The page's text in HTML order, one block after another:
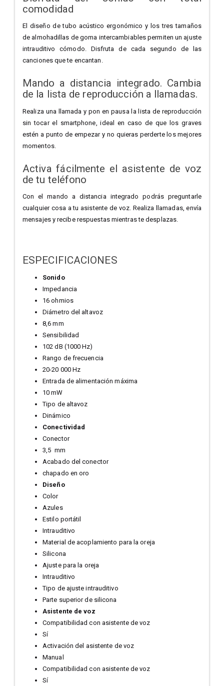
comodidad
El diseño de tubo acústico ergonómico y los tres tamaños
de almohadillas de goma intercambiables permiten un ajuste
intrauditivo cómodo. Disfruta de cada segundo de las
canciones que te encantan.
Mando a distancia integrado. Cambia
de la lista de reproducción a llamadas.
Realiza una llamada y pon en pausa la lista de reproducción
sin tocar el smartphone, ideal en caso de que los graves
estén a punto de empezar y no quieras perderte los mejores
momentos.
Activa fácilmente el asistente de voz
de tu teléfono
Con el mando a distancia integrado podrás preguntarle
cualquier cosa a tu asistente de voz. Realiza llamadas, envía
mensajes y recibe respuestas mientras te desplazas.
ESPECIFICACIONES
Sonido
Impedancia
16 ohmios
Diámetro del altavoz
8,6 mm
Sensibilidad
102 dB (1000 Hz)
Rango de frecuencia
20-20 000 Hz
Entrada de alimentación máxima
10 mW
Tipo de altavoz
Dinámico
Conectividad
Conector
3,5 mm
Acabado del conector
chapado en oro
Diseño
Color
Azules
Estilo portátil
Intrauditivo
Material de acoplamiento para la oreja
Silicona
Ajuste para la oreja
Intrauditivo
Tipo de ajuste intrauditivo
Parte superior de silicona
Asistente de voz
Compatibilidad con asistente de voz
Sí
Activación del asistente de voz
Manual
Compatibilidad con asistente de voz
Sí